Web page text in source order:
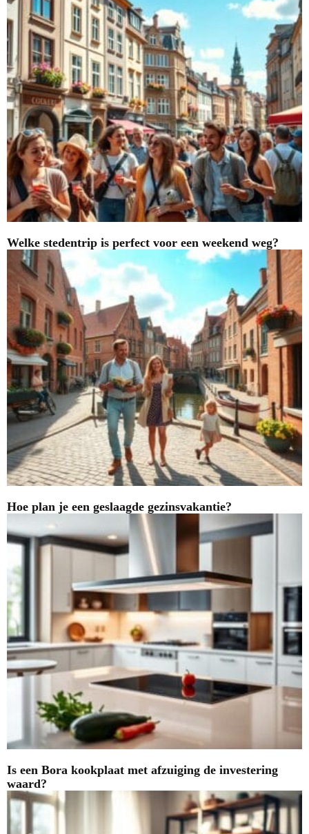
Welke stedentrip is perfect voor een weekend weg?
Hoe plan je een geslaagde gezinsvakantie?
Is een Bora kookplaat met afzuiging de investering
waard?